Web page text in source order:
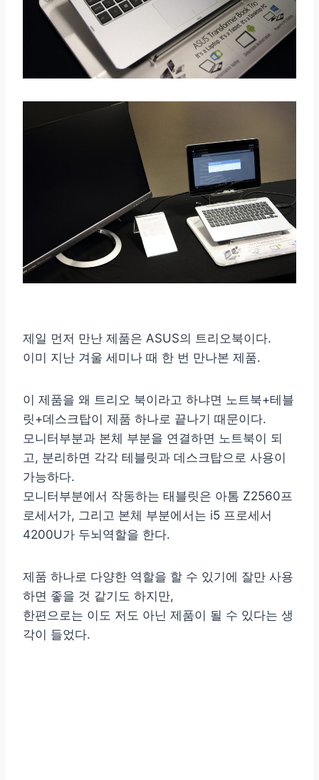
제일 먼저 만난 제품은 ASUS의 트리오북이다.
이미 지난 겨울 세미나 때 한 번 만나본 제품.
이 제품을 왜 트리오 북이라고 하냐면 노트북+테블
릿+데스크탑이 제품 하나로 끝나기 때문이다.
모니터부분과 본체 부분을 연결하면 노트북이 되
고, 분리하면 각각 테블릿과 데스크탑으로 사용이
가능하다.
모니터부분에서 작동하는 태블릿은 아톰 Z2560프
로세서가, 그리고 본체 부분에서는 i5 프로세서
4200U가 두뇌역할을 한다.
제품 하나로 다양한 역할을 할 수 있기에 잘만 사용
하면 좋을 것 같기도 하지만,
한편으로는 이도 저도 아닌 제품이 될 수 있다는 생
각이 들었다.